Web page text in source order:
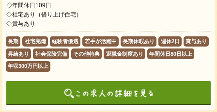
◇年間休日109日
◇社宅あり（借り上げ住宅）
◇賞与あり
長期 社宅完備 経験者優遇 若手が活躍中 長期休暇あり 週休2日 賞与あり
昇給あり 社会保険完備 その他特典 退職金制度あり 年間休日80日以上
年収300万円以上